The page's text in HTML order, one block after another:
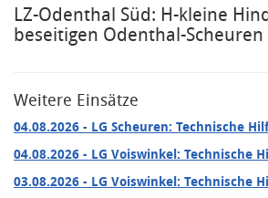
LZ-Odenthal Süd: H-kleine
beseitigen Odenthal-Scheuren
Weitere Einsätze
04.08.2026 - LG Scheuren: Technische
04.08.2026 - LG Voiswinkel: Technische
03.08.2026 - LG Voiswinkel: Technische